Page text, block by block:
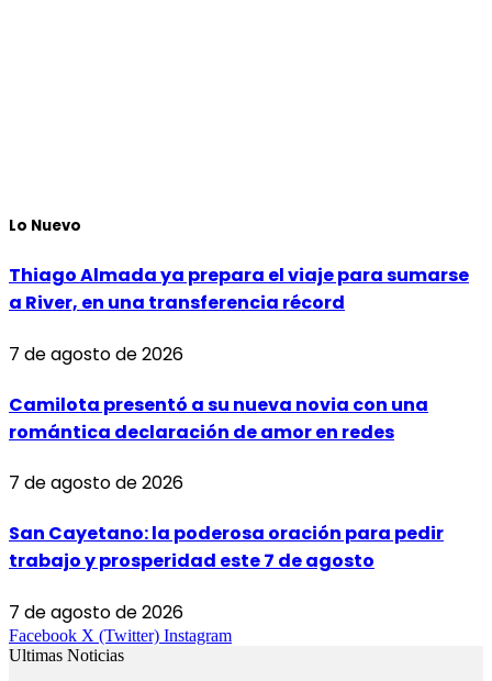
Lo Nuevo
Thiago Almada ya prepara el viaje para sumarse
a River, en una transferencia récord
7 de agosto de 2026
Camilota presentó a su nueva novia con una
romántica declaración de amor en redes
7 de agosto de 2026
San Cayetano: la poderosa oración para pedir
trabajo y prosperidad este 7 de agosto
7 de agosto de 2026
Facebook X (Twitter) Instagram
Ultimas Noticias